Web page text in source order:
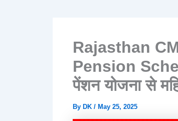
Rajasthan
Pension
पेंशन योजना से
By DK / May 25, 2025